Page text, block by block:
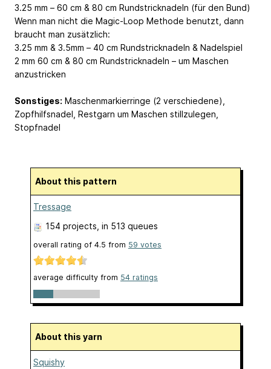
3.25 mm – 60 cm & 80 cm Rundstricknadeln (für den Bund)
Wenn man nicht die Magic-Loop Methode benutzt, dann
braucht man zusätzlich:
3.25 mm & 3.5mm – 40 cm Rundstricknadeln & Nadelspiel
2 mm 60 cm & 80 cm Rundstricknadeln – um Maschen
anzustricken
Sonstiges: Maschenmarkierringe (2 verschiedene),
Zopfhilfsnadel, Restgarn um Maschen stillzulegen,
Stopfnadel
About this pattern
Tressage
154 projects , in 513 queues
overall rating of 4.5 from 59 votes
average difficulty from 54 ratings
About this yarn
Squishy